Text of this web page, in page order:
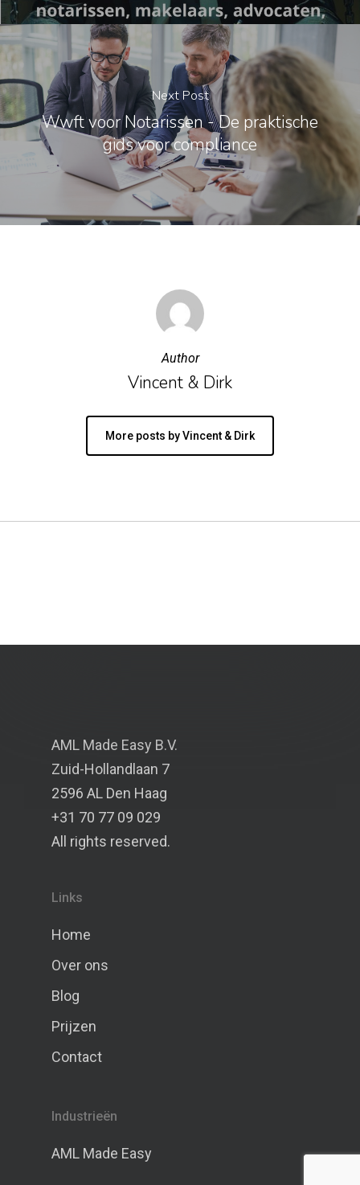
Next Post
Wwft voor Notarissen - De praktische
gids voor compliance
Author
Vincent & Dirk
More posts by Vincent & Dirk
AML Made Easy B.V.
Zuid-Hollandlaan 7
2596 AL Den Haag
+31 70 77 09 029
All rights reserved.
Links
Home
Over ons
Blog
Prijzen
Contact
Industrieën
AML Made Easy